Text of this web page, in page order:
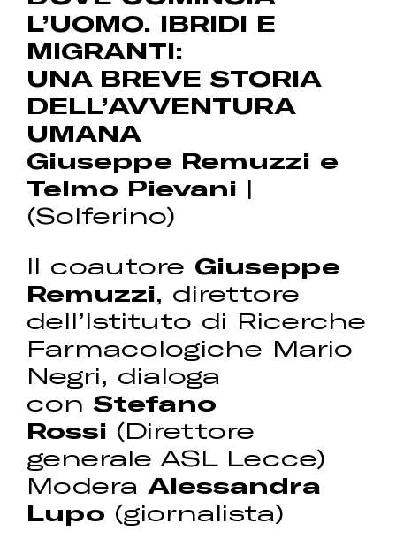
L’UOMO. IBRIDI E
MIGRANTI:
UNA BREVE STORIA
DELL’AVVENTURA
UMANA
Giuseppe Remuzzi e
Telmo Pievani |
(Solferino)
Il coautore Giuseppe
Remuzzi, direttore
dell’Istituto di Ricerche
Farmacologiche Mario
Negri, dialoga
conStefano
Rossi (Direttore
generale ASL Lecce)
Modera Alessandra
Lupo (giornalista)